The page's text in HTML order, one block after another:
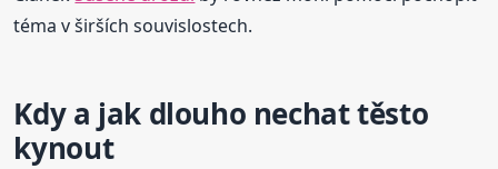
téma v širších souvislostech.
Kdy a jak dlouho nechat těsto
kynout